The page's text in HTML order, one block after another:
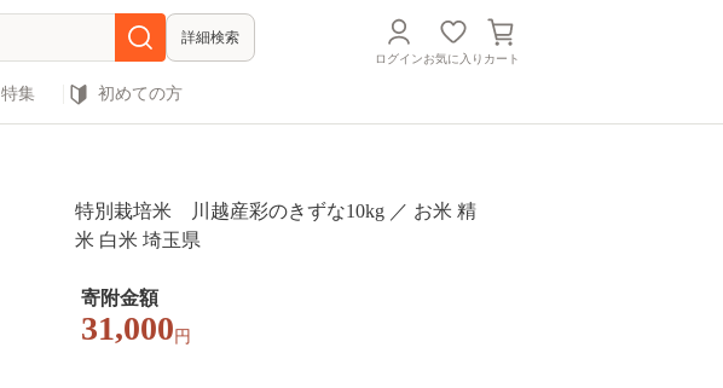
詳細検索
ログインお気に入り カート
特集 初めての方
特別栽培米 川越産彩のきずな10kg ／ お米 精
米 白米 埼玉県
寄附金額
31,000 円